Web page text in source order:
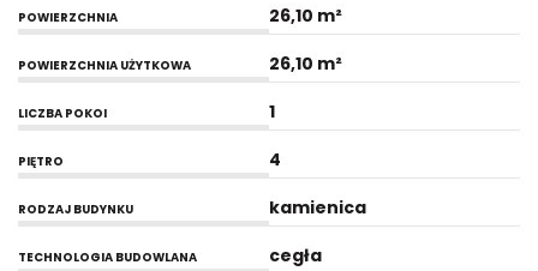
POWIERZCHNIA 26,10 m²
POWIERZCHNIA UŻYTKOWA 26,10 m²
LICZBA POKOI 1
PIĘTRO 4
RODZAJ BUDYNKU kamienica
TECHNOLOGIA BUDOWLANA cegła